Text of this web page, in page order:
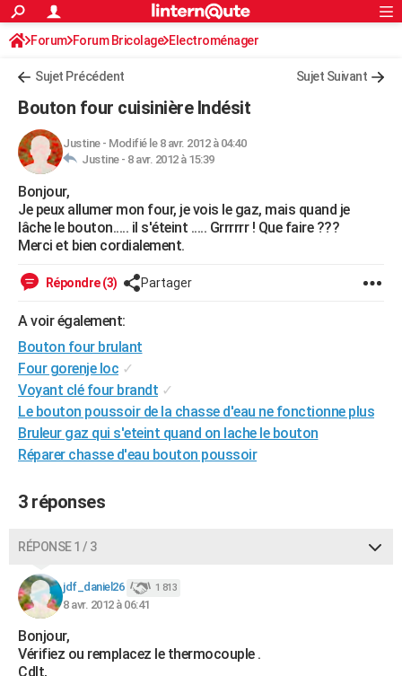
ACTUALITÉS
Politique
Société
Faits Divers
Education
Monde
Villes
+
FINANCE
Retraite
Impôts
Epargne
Immobilier
Risques naturels par ville
Banque
Assurance
Crédit
AUTO
Essais
Réserver un essai
Citadines
Berlines
SUV
Forum auto
+HIGH-TECH
Mobiles
Meilleur smartphone
Internet
Ordinateurs
Jeux vidéo
Guide high-tech
+BRICOLAGE
Forum
Aménagement intérieur
Extérieur
Cuisine
Salle de bains
Jardinage
Rangement
WEEK-END
LIFESTYLE
Art de vivre
Bien-être
Loisirs
Mode
Modes de vie
SANTE
Alimentation
Guide de la santé
Maladies
Médicaments
Sommeil
VOYAGE
Destinations
City break
Voyage nature
Voyage de noces
Forum
Climat
+PHOTO
GUIDES D'ACHAT
BONS PLANS
Dictionnaire
Biographies
Citations
Expressions
Proverbes
PROGRAMME TV
COPAINS D'AVANT
S'inscrire
Connexion
Forum Forum Bricolage Electroménager
Sujet Précédent Sujet Suivant
Bouton four cuisinière Indésit
Justine- Modifié le 8 avr. 2012 à 04:40
Justine - 8 avr. 2012 à 15:39
Bonjour,
Je peux allumer mon four, je vois le gaz, mais quand je
lâche le bouton..... il s'éteint ..... Grrrrrr ! Que faire ???
Merci et bien cordialement.
Répondre (3) Partager
A voir également:
Bouton four brulant
Four gorenje loc ✓
Voyant clé four brandt ✓
Le bouton poussoir de la chasse d'eau ne fonctionne plus
Bruleur gaz qui s'eteint quand on lache le bouton
Réparer chasse d'eau bouton poussoir
3 réponses
RÉPONSE 1 / 3
jdf_daniel26 1 813
8 avr. 2012 à 06:41
Bonjour,
Vérifiez ou remplacez le thermocouple .
Cdlt,